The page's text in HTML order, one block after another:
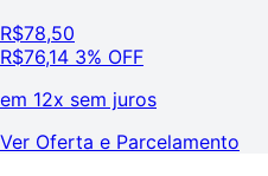
R$78,50
R$76,14 3% OFF
em 12x sem juros
Ver Oferta e Parcelamento